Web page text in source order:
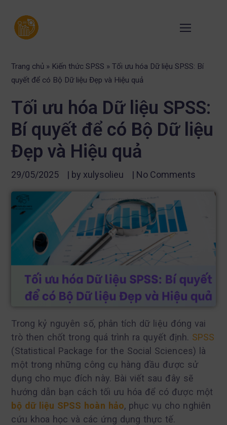
Trang chủ » Kiến thức SPSS »Tối ưu hóa Dữ liệu SPSS: Bí
quyết để có Bộ Dữ liệu Đẹp và Hiệu quả
Tối ưu hóa Dữ liệu SPSS:
Bí quyết để có Bộ Dữ liệu
Đẹp và Hiệu quả
29/05/2025 | by xulysolieu | No Comments
Trong kỷ nguyên số, phân tích dữ liệu đóng vai
trò then chốt trong quá trình ra quyết định. SPSS
(Statistical Package for the Social Sciences) là
một trong những công cụ hàng đầu được sử
dụng cho mục đích này. Bài viết sau đây sẽ
hướng dẫn bạn cách tối ưu hóa để có được một
bộ dữ liệu SPSS hoàn hảo, phục vụ cho nghiên
cứu khoa học và các ứng dụng thực tế.